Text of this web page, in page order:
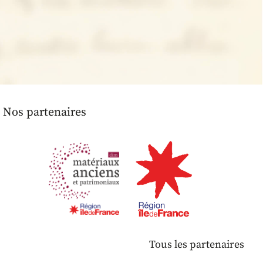
Nos partenaires
Tous les partenaires